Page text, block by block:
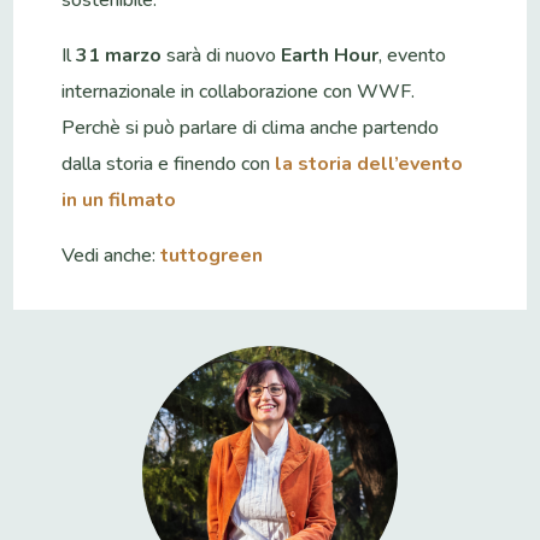
Il31 marzosarà di nuovo Earth Hour, evento
internazionale in collaborazione con WWF.
Perchè si può parlare di clima anche partendo
dalla storia e finendo con la storia dell’evento
in un filmato
Vedi anche: tuttogreen